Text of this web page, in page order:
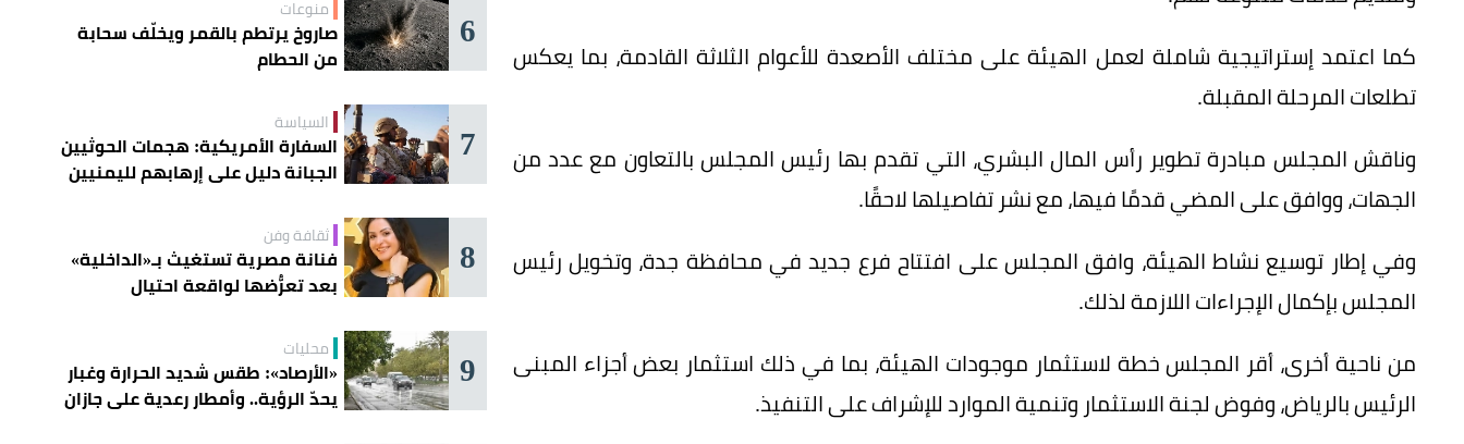
كما اعتمد إستراتيجية شاملة لعمل الهيئة على مختلف الأصعدة للأعوام الثلاثة القادمة، بما يعكس
تطلعات المرحلة المقبلة.
وناقش المجلس مبادرة تطوير رأس المال البشري، التي تقدم بها رئيس المجلس بالتعاون مع عدد من
الجهات، ووافق على المضي قدمًا فيها، مع نشر تفاصيلها لاحقًا.
وفي إطار توسيع نشاط الهيئة، وافق المجلس على افتتاح فرع جديد في محافظة جدة، وتخويل رئيس
المجلس بإكمال الإجراءات اللازمة لذلك.
من ناحية أخرى، أقر المجلس خطة لاستثمار موجودات الهيئة، بما في ذلك استثمار بعض أجزاء المبنى
الرئيس بالرياض، وفوض لجنة الاستثمار وتنمية الموارد للإشراف على التنفيذ.
6 منوعات
صاروخ يرتطم بالقمر ويخلّف سحابة
من الحطام
7 السياسة
السفارة الأمريكية: هجمات الحوثيين
الجبانة دليل على إرهابهم لليمنيين
8 ثقافة وفن
فنانة مصرية تستغيث بـ«الداخلية»
بعد تعرُّضها لواقعة احتيال
9 محليات
«الأرصاد»: طقس شديد الحرارة وغبار
يحدّ الرؤية.. وأمطار رعدية على جازان